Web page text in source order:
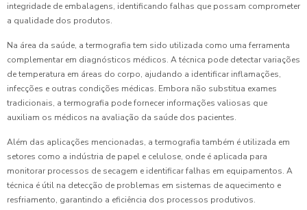
integridade de embalagens, identificando falhas que possam comprometer
a qualidade dos produtos.
Na área da saúde, a termografia tem sido utilizada como uma ferramenta
complementar em diagnósticos médicos. A técnica pode detectar variações
de temperatura em áreas do corpo, ajudando a identificar inflamações,
infecções e outras condições médicas. Embora não substitua exames
tradicionais, a termografia pode fornecer informações valiosas que
auxiliam os médicos na avaliação da saúde dos pacientes.
Além das aplicações mencionadas, a termografia também é utilizada em
setores como a indústria de papel e celulose, onde é aplicada para
monitorar processos de secagem e identificar falhas em equipamentos. A
técnica é útil na detecção de problemas em sistemas de aquecimento e
resfriamento, garantindo a eficiência dos processos produtivos.